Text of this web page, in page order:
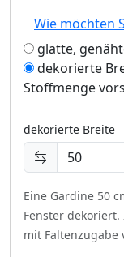
Wie möchten
glatte,
dekorierte
Stoffmenge
dekorierte Breite
Eine Gardine 50
Fenster dekoriert.
mit Faltenzugabe